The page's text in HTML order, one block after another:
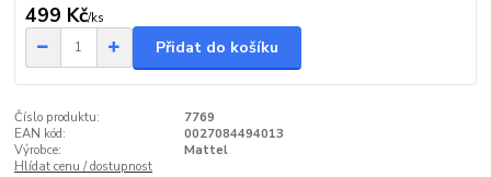
499 Kč/ks
Přidat do košíku
Číslo produktu:
7769
EAN kód:
0027084494013
Výrobce:
Mattel
Hlídat cenu / dostupnost